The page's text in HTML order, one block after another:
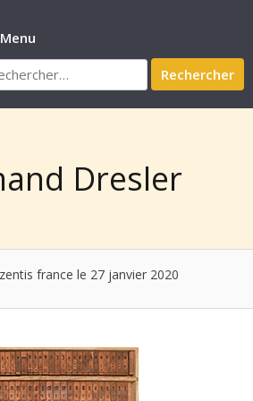
Menu
:
Dresler
france le 27 janvier 2020